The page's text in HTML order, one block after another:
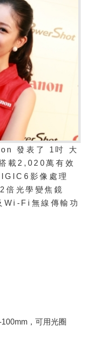
發表了 1吋 大
載2,020萬有效
影像處理
光學變焦鏡
Wi-Fi無線傳輸功
，可用光圈